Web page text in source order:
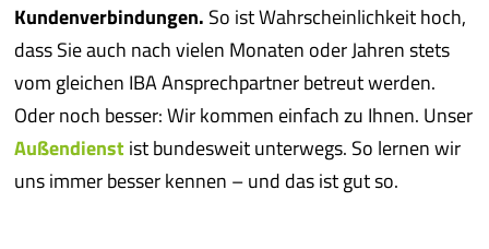
Kundenverbindungen. So ist Wahrscheinlichkeit hoch,
dass Sie auch nach vielen Monaten oder Jahren stets
vom gleichen IBA Ansprechpartner betreut werden.
Oder noch besser: Wir kommen einfach zu Ihnen. Unser
Außendienstist bundesweit unterwegs. So lernen wir
uns immer besser kennen – und das ist gut so.